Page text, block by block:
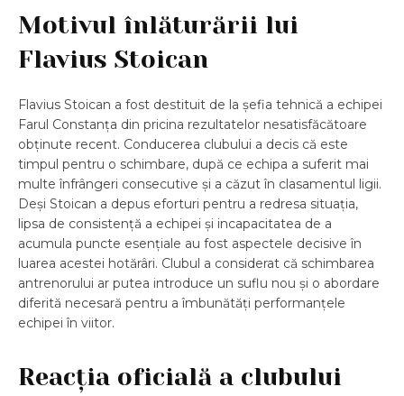
Motivul înlăturării lui
Flavius Stoican
Flavius Stoican a fost destituit de la șefia tehnică a echipei
Farul Constanța din pricina rezultatelor nesatisfăcătoare
obținute recent. Conducerea clubului a decis că este
timpul pentru o schimbare, după ce echipa a suferit mai
multe înfrângeri consecutive și a căzut în clasamentul ligii.
Deși Stoican a depus eforturi pentru a redresa situația,
lipsa de consistență a echipei și incapacitatea de a
acumula puncte esențiale au fost aspectele decisive în
luarea acestei hotărâri. Clubul a considerat că schimbarea
antrenorului ar putea introduce un suflu nou și o abordare
diferită necesară pentru a îmbunătăți performanțele
echipei în viitor.
Reacția oficială a clubului